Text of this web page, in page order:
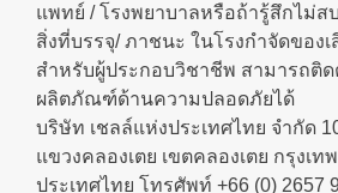
แพทย์ / โรงพยาบาลหรือถ้ารู้สึกไม่ส
สิ่งที่บรรจุ/ ภาชนะ ในโรงกำจัดของ
สำหรับผู้ประกอบวิชาชีพ สามารถติ
ผลิตภัณฑ์ด้านความปลอดภัยได้
บริษัท เชลล์แห่งประเทศไทย จำกัด
แขวงคลองเตย เขตคลองเตย กรุงเ
ประเทศไทย โทรศัพท์ +66 (0) 2657